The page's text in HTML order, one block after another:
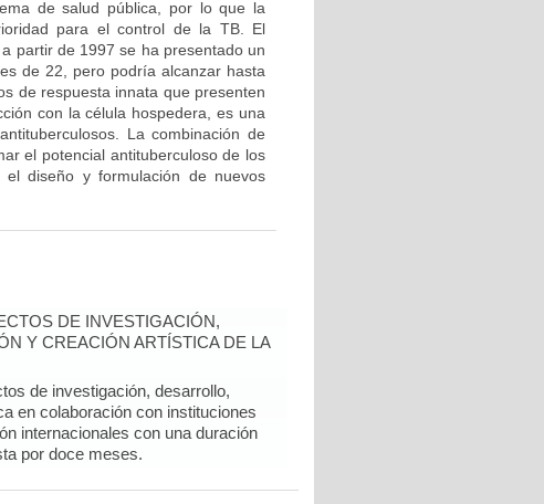
de salud pública, por lo que la
para el control de la TB. El
partir de 1997 se ha presentado un
de 22, pero podría alcanzar hasta
de respuesta innata que presenten
con la célula hospedera, es una
La combinación de
el potencial antituberculoso de los
el diseño y formulación de nuevos
DE INVESTIGACIÓN,
Y CREACIÓN ARTÍSTICA DE LA
de investigación, desarrollo,
en colaboración con instituciones
internacionales con una duración
por doce meses.